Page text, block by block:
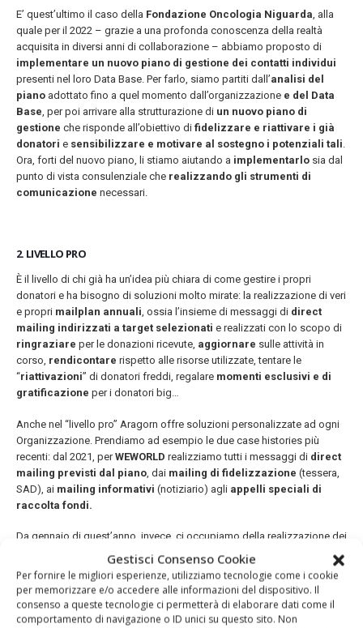
Gestisci Consenso Cookie
Per fornire le migliori esperienze, utilizziamo tecnologie come i cookie
per memorizzare e/o accedere alle informazioni del dispositivo. Il
consenso a queste tecnologie ci permetterà di elaborare dati come il
comportamento di navigazione o ID unici su questo sito. Non
E’ quest’ultimo il caso della Fondazione Oncologia Niguarda , alla
quale per il 2022 – grazie a una profonda conoscenza della realtà
acquisita in diversi anni di collaborazione – abbiamo proposto di
implementare un nuovo piano di gestione dei contatti individui
presenti nel loro Data Base. Per farlo, siamo partiti dall’analisi del
piano adottato fino a quel momento dall’organizzazione e del Data
Base , per poi arrivare alla strutturazione di un nuovo piano di
gestione che risponde all’obiettivo di fidelizzare e riattivare i già
donatori e sensibilizzare e motivare al sostegno i potenziali tali
Ora, forti del nuovo piano, li stiamo aiutando a implementarlo sia dal
punto di vista consulenziale che realizzando gli strumenti di
comunicazione necessari.
2. LIVELLO PRO
È il livello di chi già ha un’idea più chiara di come gestire i propri
donatori e ha bisogno di soluzioni molto mirate: la realizzazione di veri
e propri mailplan annuali, ossia l’insieme di messaggi di direct
mailing indirizzati a target selezionati e realizzati con lo scopo di
ringraziare per le donazioni ricevute, aggiornare sulle attività in
corso, rendicontare rispetto alle risorse utilizzate, tentare le
“riattivazioni” di donatori freddi, regalare momenti esclusivi e di
gratificazione per i donatori big…
Anche nel “livello pro” Aragorn offre soluzioni personalizzate ad ogni
Organizzazione. Prendiamo ad esempio le due case histories più
recenti: dal 2021, perWEWORLD realizziamo tutti i messaggi di direct
mailing previsti dal piano , dai mailing di fidelizzazione (tessera,
SAD), ai mailing informativi (notiziario) agli appelli speciali di
raccolta fondi.
Da gennaio di quest’anno, invece, ci occupiamo della realizzazione dei
mailing relazionalie dei ringraziamenti e welcome annuali
CESVI.
A differenza degli appelli, per questa tipologia di mailing non
c’è una richiesta specifica sul progetto. Ilfocus è sul donatore e
sulla sua capacità di fare la differenzanella vita dei bambini e dei
soggetti più vulnerabili aiutati dall’organizzazione, sul rapporto
Fino al 29 marzo 2026 – Anziani
malati e fragili, VIDAS lancia
una campagna per rafforzare
l’assistenza domiciliare
2026
13 dicembre 2024 – In
carnet per le Prove Aperte
della Filarmonica della
Dicembre 14, 2024
5 ottobre 2026 – “Jannacci…
dintorni” per festeggiare i
anni di Fondazione TOG
Giugno 15, 2026
18 e 19 dicembre 2026 –
gospel benefico per